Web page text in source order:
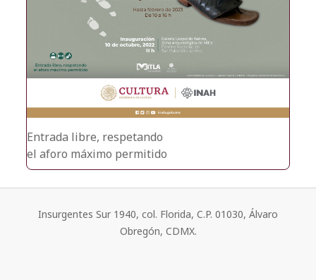
Entrada libre, respetando
el aforo máximo permitido
Insurgentes Sur 1940, col. Florida, C.P. 01030, Álvaro
Obregón, CDMX.